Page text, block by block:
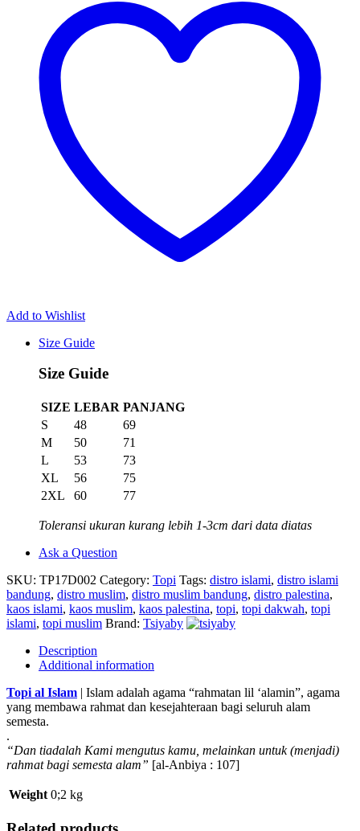
Add to Wishlist
Size Guide
Size Guide
SIZE LEBAR PANJANG
S
48
69
M
50
71
L
53
73
XL
56
75
2XL
60 77
Toleransi ukuran kurang lebih 1-3cm dari data diatas
Ask a Question
SKU: TP17D002 Category: Topi Tags: distro islami, distro islami
bandung, distro muslim, distro muslim bandung, distro palestina,
kaos islami, kaos muslim, kaos palestina, topi, topi dakwah, topi
islami, topi muslim Brand: Tsiyaby
Description
Additional information
Topi al Islam | Islam adalah agama “rahmatan lil ‘alamin”, agama
yang membawa rahmat dan kesejahteraan bagi seluruh alam
semesta.
.
“Dan tiadalah Kami mengutus kamu, melainkan untuk (menjadi)
rahmat bagi semesta alam” [al-Anbiya : 107]
Weight 0;2 kg